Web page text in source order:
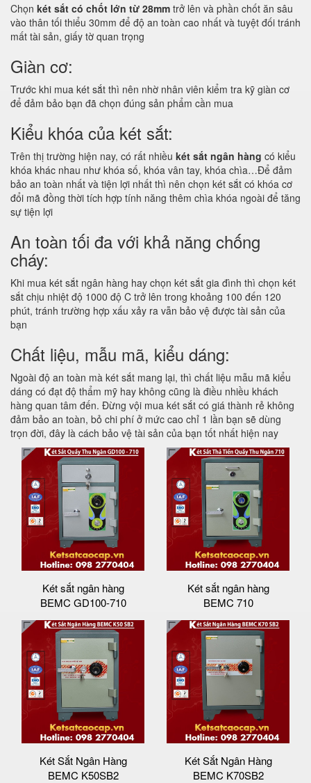
Chọn két sắt có chốt lớn từ 28mm trở lên và phần chốt ăn sâu
vào thân tối thiểu 30mm để độ an toàn cao nhất và tuyệt đối tránh
mất tài sản, giấy tờ quan trọng
Giàn cơ:
Trước khi mua két sắt thì nên nhờ nhân viên kiểm tra kỹ giàn cơ
để đảm bảo bạn đã chọn đúng sản phẩm cần mua
Kiểu khóa của két sắt:
Trên thị trường hiện nay, có rất nhiều két sắt ngân hàng có kiểu
khóa khác nhau như khóa số, khóa vân tay, khóa chìa…Để đảm
bảo an toàn nhất và tiện lợi nhất thì nên chọn két sắt có khóa cơ
đổi mã đồng thời tích hợp tính năng thêm chìa khóa ngoài để tăng
sự tiện lợi
An toàn tối đa với khả năng chống
cháy:
Khi mua két sắt ngân hàng hay chọn két sắt gia đình thì chọn két
sắt chịu nhiệt độ 1000 độ C trở lên trong khoảng 100 đến 120
phút, tránh trường hợp xấu xảy ra vẫn bảo vệ được tài sản của
bạn
Chất liệu, mẫu mã, kiểu dáng:
Ngoài độ an toàn mà két sắt mang lại, thì chất liệu mẫu mã kiểu
dáng có đạt độ thẩm mỹ hay không cũng là điều nhiều khách
hàng quan tâm đến. Đừng vội mua két sắt có giá thành rẻ không
đảm bảo an toàn, bỏ chi phí ở mức cao chỉ 1 lần bạn sẽ dùng
trọn đời, đây là cách bảo vệ tài sản của bạn tốt nhất hiện nay
Két sắt ngân hàng
BEMC GD100-710
Két sắt ngân hàng
BEMC 710
Két Sắt Ngân Hàng
BEMC K50SB2
Két Sắt Ngân Hàng
BEMC K70SB2